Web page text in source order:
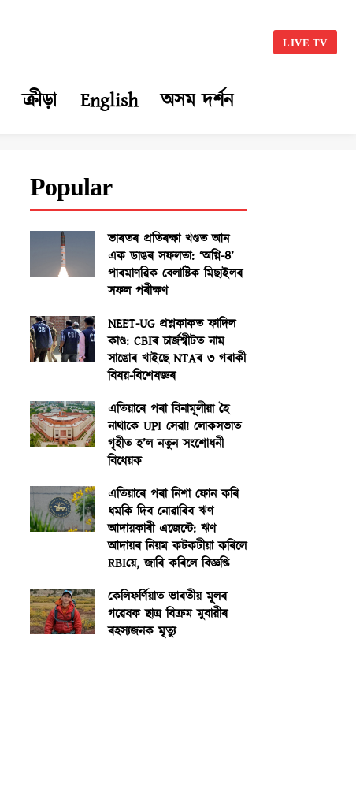
LIVE TV
ক্ৰীড়া English অসম দৰ্শন
Popular
ভাৰতৰ প্ৰতিৰক্ষা খণ্ডত আন
এক ডাঙৰ সফলতা: ‘অগ্নি-৪’
পাৰমাণৱিক বেলাষ্টিক মিছাইলৰ
সফল পৰীক্ষণ
NEET-UG প্ৰশ্নকাকত ফাদিল
কাণ্ড: CBIৰ চাৰ্জশ্বীটত নাম
সাঙোৰ খাইছে NTAৰ ৩ গৰাকী
বিষয়-বিশেষজ্ঞৰ
এতিয়াৰে পৰা বিনামূলীয়া হৈ
নাথাকে UPI সেৱা! লোকসভাত
গৃহীত হ’ল নতুন সংশোধনী
বিধেয়ক
এতিয়াৰে পৰা নিশা ফোন কৰি
ধমকি দিব নোৱাৰিব ঋণ
আদায়কাৰী এজেন্টে: ঋণ
আদায়ৰ নিয়ম কটকটীয়া কৰিলে
RBIয়ে, জাৰি কৰিলে বিজ্ঞপ্তি
কেলিফৰ্ণিয়াত ভাৰতীয় মূলৰ
গৱেষক ছাত্ৰ বিক্ৰম মুবায়ীৰ
ৰহস্যজনক মৃত্যু